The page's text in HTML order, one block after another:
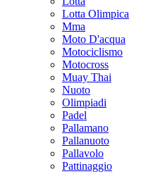
Lotta Olimpica
Mma
Moto D'acqua
Motociclismo
Motocross
Muay Thai
Nuoto
Olimpiadi
Padel
Pallamano
Pallanuoto
Pallavolo
Pattinaggio